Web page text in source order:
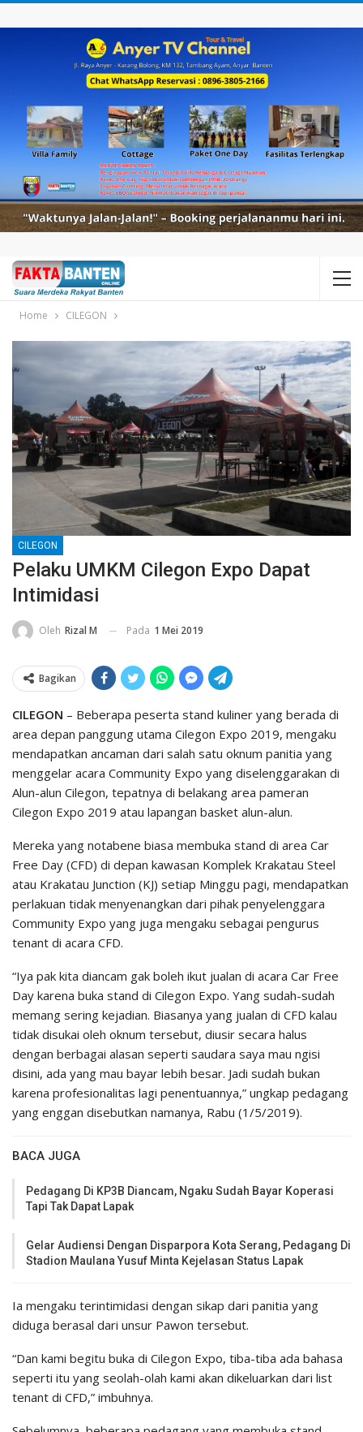
Home CILEGON
CILEGON
Pelaku UMKM Cilegon Expo Dapat
Intimidasi
Oleh Rizal M Pada 1 Mei 2019
Bagikan
CILEGON – Beberapa peserta stand kuliner yang berada di
area depan panggung utama Cilegon Expo 2019, mengaku
mendapatkan ancaman dari salah satu oknum panitia yang
menggelar acara Community Expo yang diselenggarakan di
Alun-alun Cilegon, tepatnya di belakang area pameran
Cilegon Expo 2019 atau lapangan basket alun-alun.
Mereka yang notabene biasa membuka stand di area Car
Free Day (CFD) di depan kawasan Komplek Krakatau Steel
atau Krakatau Junction (KJ) setiap Minggu pagi, mendapatkan
perlakuan tidak menyenangkan dari pihak penyelenggara
Community Expo yang juga mengaku sebagai pengurus
tenant di acara CFD.
“Iya pak kita diancam gak boleh ikut jualan di acara Car Free
Day karena buka stand di Cilegon Expo. Yang sudah-sudah
memang sering kejadian. Biasanya yang jualan di CFD kalau
tidak disukai oleh oknum tersebut, diusir secara halus
dengan berbagai alasan seperti saudara saya mau ngisi
disini, ada yang mau bayar lebih besar. Jadi sudah bukan
karena profesionalitas lagi penentuannya,” ungkap pedagang
yang enggan disebutkan namanya, Rabu (1/5/2019).
BACA JUGA
Pedagang Di KP3B Diancam, Ngaku Sudah Bayar Koperasi
Tapi Tak Dapat Lapak
Gelar Audiensi Dengan Disparpora Kota Serang, Pedagang Di
Stadion Maulana Yusuf Minta Kejelasan Status Lapak
Ia mengaku terintimidasi dengan sikap dari panitia yang
diduga berasal dari unsur Pawon tersebut.
“Dan kami begitu buka di Cilegon Expo, tiba-tiba ada bahasa
seperti itu yang seolah-olah kami akan dikeluarkan dari list
tenant di CFD,” imbuhnya.